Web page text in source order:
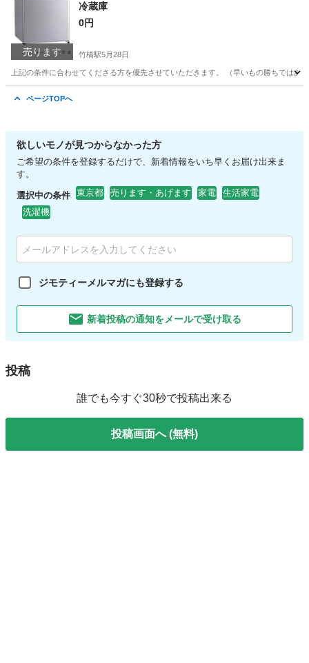
売ります
冷蔵庫
0円
竹橋駅5月28日
上記の条件に合わせてくださる方を優先させていただきます。 （早いもの勝ちでは
ページTOPへ
欲しいモノが見つからなかった方
ご希望の条件を登録するだけで、新着情報をいち早くお届け出来ま
す。
選択中の条件 東京都 売ります・あげます 家電
生活家電
洗濯機
ジモティーメルマガにも登録する
新着投稿の通知をメールで受け取る
投稿
誰でも今すぐ30秒で投稿出来る
投稿画面へ (無料)